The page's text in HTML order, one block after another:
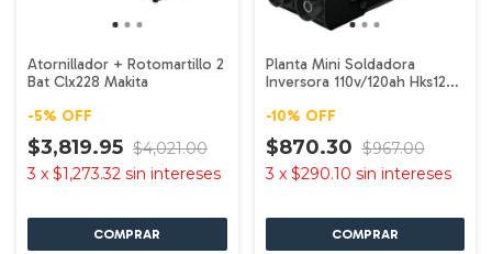
Atornillador + Rotomartillo 2
Bat Clx228 Makita
-5% OFF
$3,819.95 $4,021.00
3 x $1,273.32 sin intereses
Planta Mini Soldadora
Inversora 110v/120ah Hks125
-10% OFF
$870.30 $967.00
3 x $290.10 sin intereses